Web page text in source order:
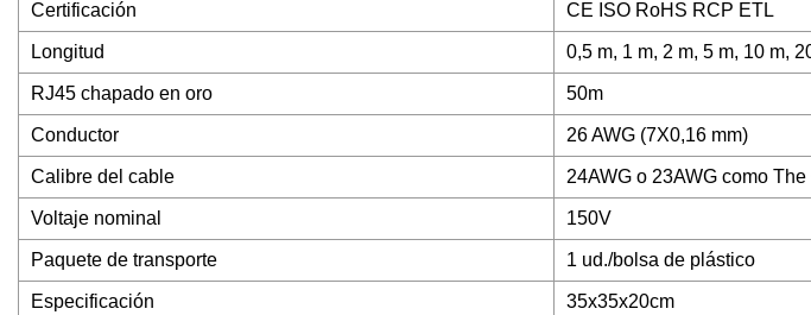
Certificación CE ISO RoHS RCP ETL
Longitud 0,5 m, 1 m, 2 m, 5 m, 10 m,
RJ45 chapado en oro 50m
Conductor 26 AWG (7X0,16 mm)
Calibre del cable 24AWG o 23AWG como
Voltaje nominal 150V
Paquete de transporte 1 ud./bolsa de plástico
Especificación 35x35x20cm